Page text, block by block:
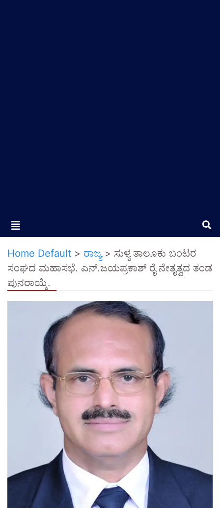
Home Default > ರಾಜ್ಯ> ಸುಳ್ಯ ತಾಲೂಕು ಬಂಟರ
ಸಂಘದ ಮಹಾಸಭೆ. ಎನ್.ಜಯಪ್ರಕಾಶ್ ರೈ ನೇತೃತ್ವದ ತಂಡ
ಪುನರಾಯ್ಕೆ.